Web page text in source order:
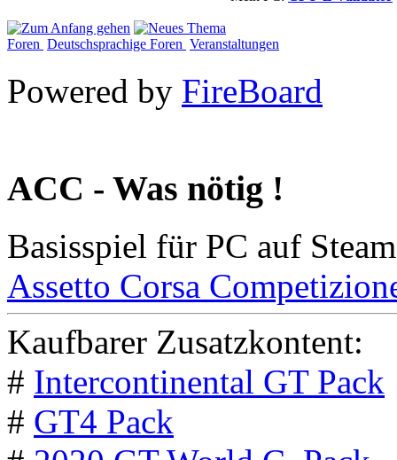
Foren Deutschsprachige Foren Veranstaltungen
Powered by FireBoard
ACC - Was nötig !
Basisspiel für PC auf
Assetto Corsa
Kaufbarer Zusatzkontent:
# Intercontinental GT Pack
# GT4 Pack